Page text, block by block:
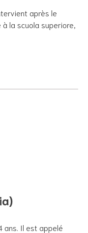
après le
la scuola superiore,
ans. Il est appelé